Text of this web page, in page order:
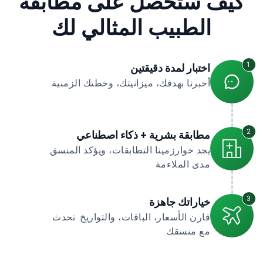
الطبيب المثالي لك
1 اختبار لمدة دقيقتين
أخبرنا بهدفك، ميزانيتك، وخطتك الزمنية
2 مطابقة بشرية + ذكاء اصطناعي
يجد خوارزمينا التطابقات، ويؤكد المنسق
مدى الملاءمة
3 خياراتك جاهزة
قارن الأسعار، الباقات، والتواريخ. تحدث
مع منسقك